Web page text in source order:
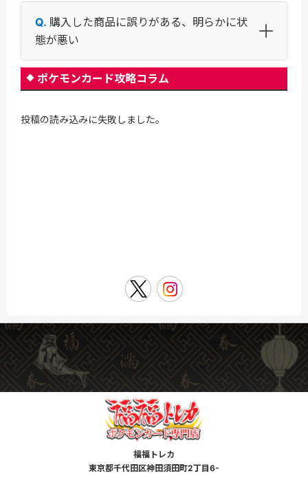
購入した商品に誤りがある、明らかに状
態が悪い
ポケモンカード攻略コラム
投稿の読み込みに失敗しました。
福福トレカ
東京都千代田区神田須田町2丁目6-